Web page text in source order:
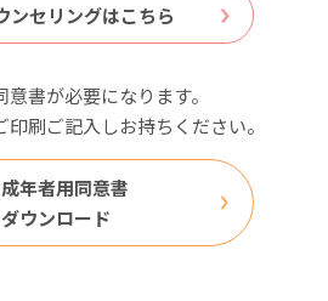
ンセリングはこちら
書が必要になります。
刷ご記入しお持ちください。
年者用同意書
ダウンロード